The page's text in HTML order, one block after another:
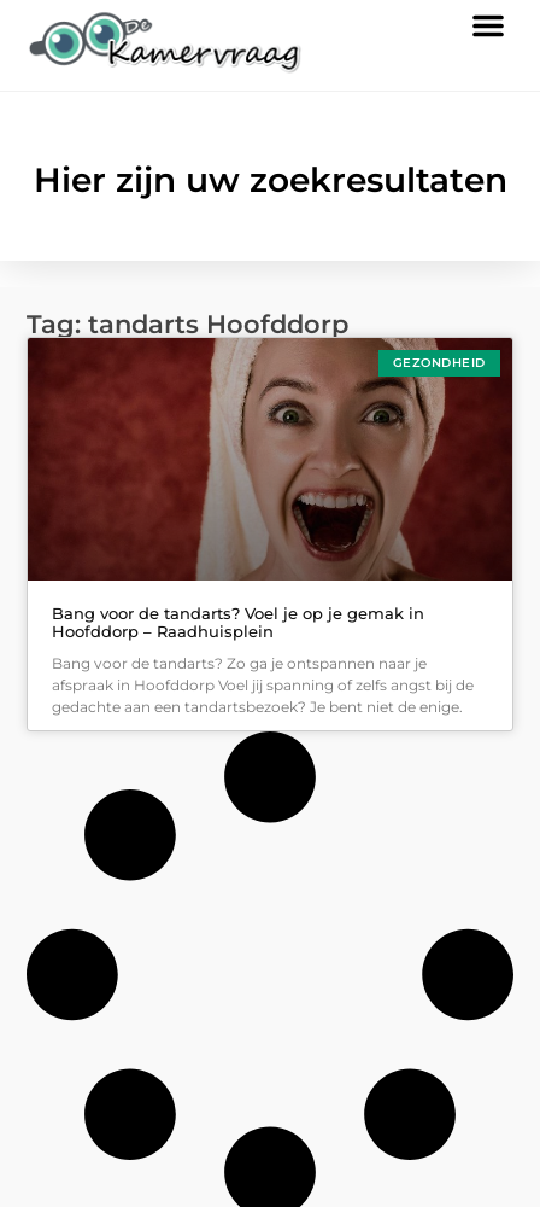
Hier zijn uw zoekresultaten
Tag: tandarts Hoofddorp
GEZONDHEID
Bang voor de tandarts? Voel je op je gemak in
Hoofddorp – Raadhuisplein
Bang voor de tandarts? Zo ga je ontspannen naar je
afspraak in Hoofddorp Voel jij spanning of zelfs angst bij de
gedachte aan een tandartsbezoek? Je bent niet de enige.